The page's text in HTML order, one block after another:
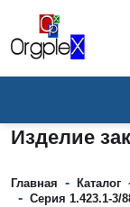
Изделие
Главная - Каталог
- Серия 1.423.1-3/